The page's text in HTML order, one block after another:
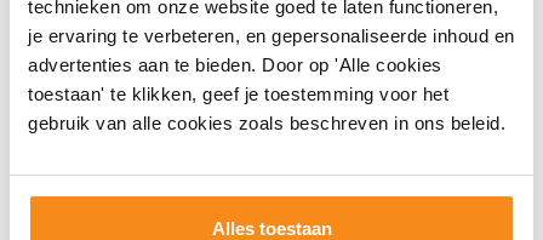
technieken om onze website goed te laten functioneren,
je ervaring te verbeteren, en gepersonaliseerde inhoud en
advertenties aan te bieden. Door op 'Alle cookies
toestaan' te klikken, geef je toestemming voor het
gebruik van alle cookies zoals beschreven in ons beleid.
Alles toestaan